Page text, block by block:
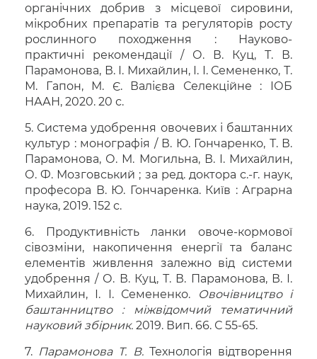
органічних добрив з місцевої сировини,
мікробних препаратів та регуляторів росту
рослинного походження : Науково-
практичні рекомендації / О. В. Куц, Т. В.
Парамонова, В. І. Михайлин, І. І. Семененко, Т.
М. Гапон, М. Є. Валієва Селекційне : ІОБ
НААН, 2020. 20 с.
5. Система удобрення овочевих і баштанних
культур : монографія / В. Ю. Гончаренко, Т. В.
Парамонова, О. М. Могильна, В. І. Михайлин,
О. Ф. Мозговський ; за ред. доктора с.-г. наук,
професора В. Ю. Гончаренка. Київ : Аграрна
наука, 2019. 152 с.
6. Продуктивність ланки овоче-кормової
сівозміни, накопичення енергії та баланс
елементів живлення залежно від системи
удобрення / О. В. Куц, Т. В. Парамонова, В. І.
Михайлин, І. І. Семененко.
Овочівництво і
баштанництво : міжвідомчий тематичний
науковий збірник. 2019. Вип. 66. С 55-65.
7. Парамонова Т. В.Технологія відтворення